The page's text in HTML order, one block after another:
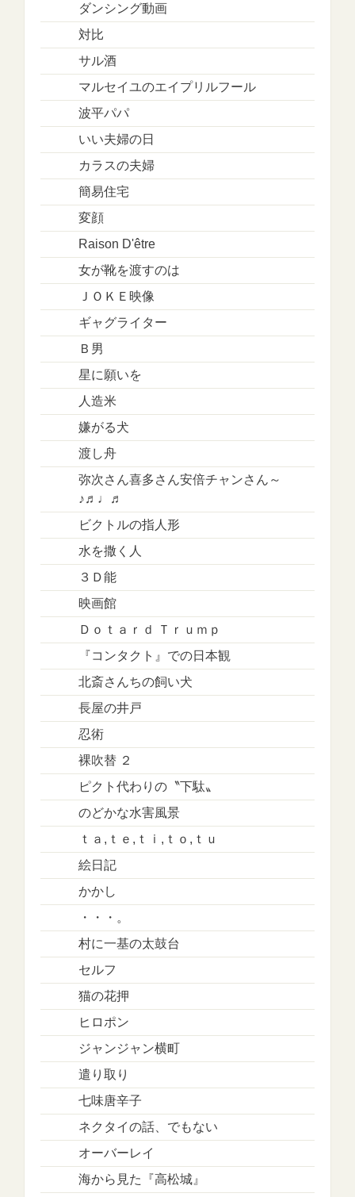
ダンシング動画
対比
サル酒
マルセイユのエイプリルフール
波平パパ
いい夫婦の日
カラスの夫婦
簡易住宅
変顔
Raison D'être
女が靴を渡すのは
ＪＯＫＥ映像
ギャグライター
Ｂ男
星に願いを
人造米
嫌がる犬
渡し舟
弥次さん喜多さん安倍チャンさん～
♪♬♩♬
ビクトルの指人形
水を撒く人
３Ｄ能
映画館
Ｄｏｔａｒｄ Ｔｒｕｍｐ
『コンタクト』での日本観
北斎さんちの飼い犬
長屋の井戸
忍術
裸吹替 ２
ピクト代わりの〝下駄〟
のどかな水害風景
ｔａ,ｔｅ,ｔｉ,ｔｏ,ｔｕ
絵日記
かかし
・・・。
村に一基の太鼓台
セルフ
猫の花押
ヒロポン
ジャンジャン横町
遣り取り
七味唐辛子
ネクタイの話、でもない
オーバーレイ
海から見た『高松城』